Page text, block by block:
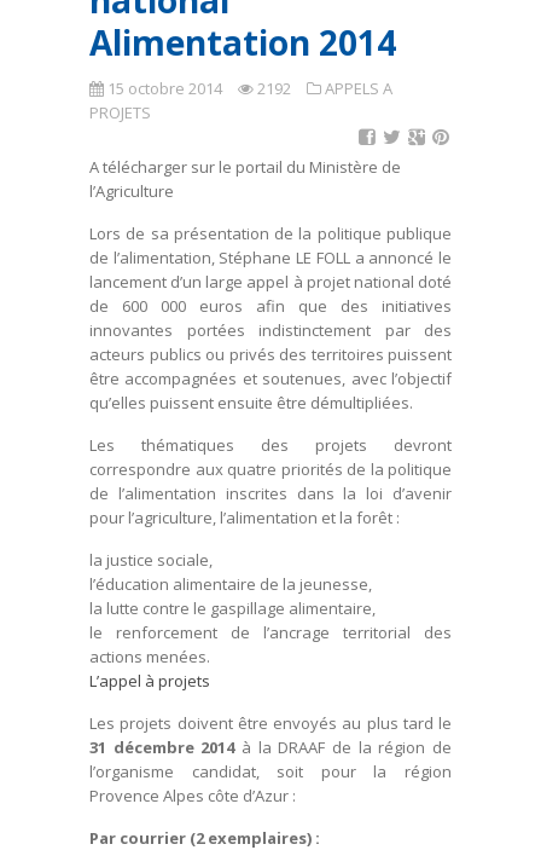
Alimentation 2014
15 octobre 2014 2192
APPELS A
PROJETS
A télécharger sur le portail du Ministère de
l’Agriculture
Lors de sa présentation de la politique publique
de l’alimentation, Stéphane LE FOLL a annoncé le
lancement d’un large appel à projet national doté
de 600 000 euros afin que des initiatives
innovantes portées indistinctement par des
acteurs publics ou privés des territoires puissent
être accompagnées et soutenues, avec l’objectif
qu’elles puissent ensuite être démultipliées.
Les thématiques des projets devront
correspondre aux quatre priorités de la politique
de l’alimentation inscrites dans la loi d’avenir
pour l’agriculture, l’alimentation et la forêt :
la justice sociale,
l’éducation alimentaire de la jeunesse,
la lutte contre le gaspillage alimentaire,
le renforcement de l’ancrage territorial des
actions menées.
L’appel à projets
Les projets doivent être envoyés au plus tard le
31 décembre 2014à la DRAAF de la région de
l’organisme candidat, soit pour la région
Provence Alpes côte d’Azur :
Par courrier (2 exemplaires) :